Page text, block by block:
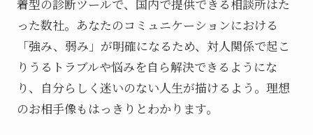
着型の診断ツールで、国内で提供できる相談所はた
った数社。あなたのコミュニケーションにおける
「強み、弱み」が明確になるため、対人関係で起こ
りうるトラブルや悩みを自ら解決できるようにな
り、自分らしく迷いのない人生が描けるよう。理想
のお相手像もはっきりとわかります。